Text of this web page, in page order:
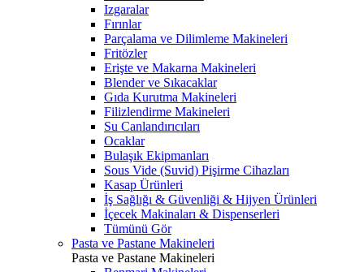
Izgaralar
Fırınlar
Parçalama ve Dilimleme Makineleri
Fritözler
Erişte ve Makarna Makineleri
Blender ve Sıkacaklar
Gıda Kurutma Makineleri
Filizlendirme Makineleri
Su Canlandırıcıları
Ocaklar
Bulaşık Ekipmanları
Sous Vide (Suvid) Pişirme Cihazları
Kasap Ürünleri
İş Sağlığı & Güvenliği & Hijyen Ürünleri
İçecek Makinaları & Dispenserleri
Tümünü Gör
Pasta ve Pastane Makineleri
Pasta ve Pastane Makineleri